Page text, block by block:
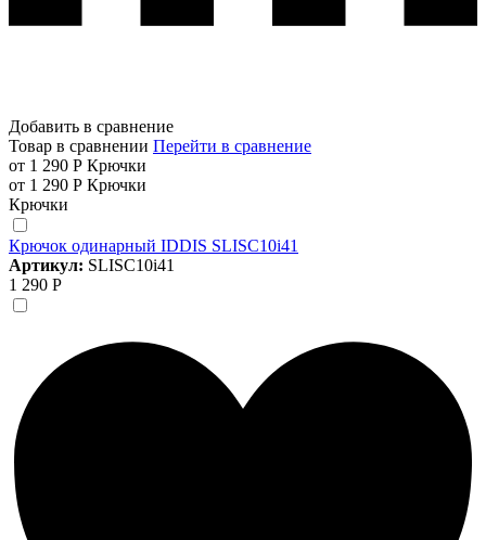
Добавить в сравнение
Товар в сравнении Перейти в сравнение
от 1 290 Р Крючки
от 1 290 Р Крючки
Крючки
Крючок одинарный IDDIS SLISC10i41
Артикул: SLISC10i41
1 290 Р